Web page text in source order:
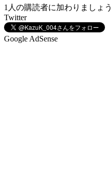
レ
ス
1人の購読者に加わりましょう
Twitter
Google AdSense